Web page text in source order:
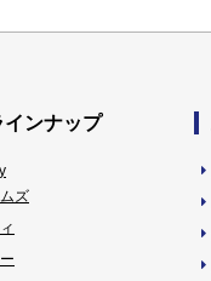
インナップ
ズ